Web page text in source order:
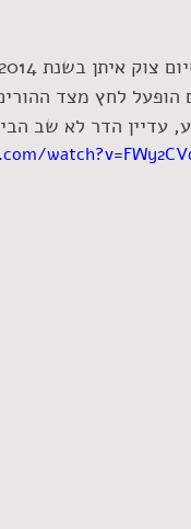
הופעל לחץ מצד
עדיין הדר לא שב